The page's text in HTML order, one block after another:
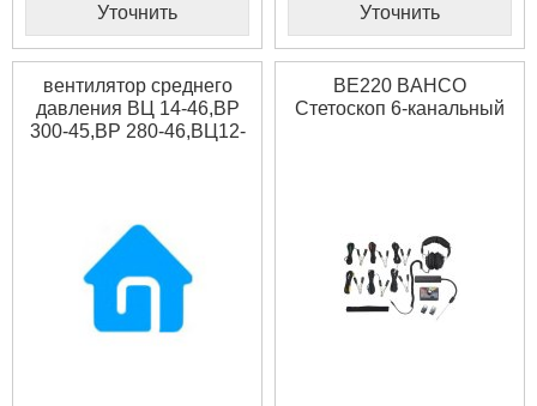
Уточнить Уточнить
вентилятор среднего
давления ВЦ 14-46,ВР
300-45,ВР 280-46,ВЦ12-
BE220 BAHCO
Стетоскоп 6-канальный